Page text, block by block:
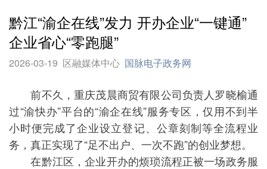
黔江“渝企在线”发力 开办企业“一键通”
企业省心“零跑腿”
2026-03-19 区融媒体中心 国脉电子政务网
前不久，重庆茂晨商贸有限公司负责人罗晓榆通
过“渝快办”平台的“渝企在线”服务专区，仅用不到半
小时便完成了企业设立登记、公章刻制等全流程业
务，真正实现了“足不出户、一次不跑”的创业梦想。
在黔江区，企业开办的烦琐流程正被一场政务服